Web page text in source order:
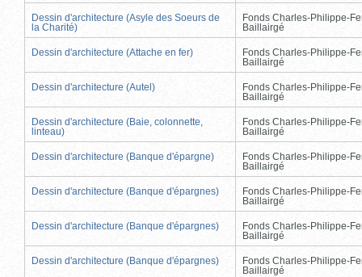
Dessin d'architecture (Asyle des Soeurs de
la Charité)
Fonds Charles-Philippe-
Baillairgé
Dessin d'architecture (Attache en fer)
Fonds Charles-Philippe-
Baillairgé
Dessin d'architecture (Autel)
Fonds Charles-Philippe-
Baillairgé
Dessin d'architecture (Baie, colonnette,
linteau)
Fonds Charles-Philippe-
Baillairgé
Dessin d'architecture (Banque d'épargne)
Fonds Charles-Philippe-
Baillairgé
Dessin d'architecture (Banque d'épargnes)
Fonds Charles-Philippe-
Baillairgé
Dessin d'architecture (Banque d'épargnes)
Fonds Charles-Philippe-
Baillairgé
Dessin d'architecture (Banque d'épargnes)
Fonds Charles-Philippe-
Baillairgé